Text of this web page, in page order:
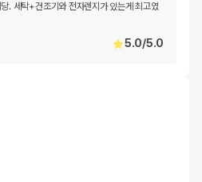
. 세탁+건조기와 전자렌지가 있는게 최고였
5.0/5.0